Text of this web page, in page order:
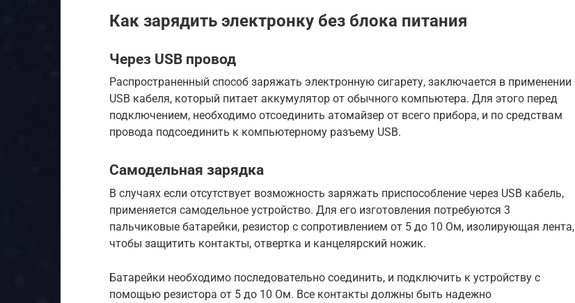
Как зарядить электронку без блока питания
Через USB провод
Распространенный способ заряжать электронную сигарету, заключается в применении
USB кабеля, который питает аккумулятор от обычного компьютера. Для этого перед
подключением, необходимо отсоединить атомайзер от всего прибора, и по средствам
провода подсоединить к компьютерному разъему USB.
Самодельная зарядка
В случаях если отсутствует возможность заряжать приспособление через USB кабель,
применяется самодельное устройство. Для его изготовления потребуются 3
пальчиковые батарейки, резистор с сопротивлением от 5 до 10 Ом, изолирующая лента,
чтобы защитить контакты, отвертка и канцелярский ножик.
Батарейки необходимо последовательно соединить, и подключить к устройству с
помощью резистора от 5 до 10 Ом. Все контакты должны быть надежно